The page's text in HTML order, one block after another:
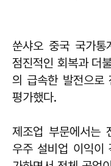
쑨샤오 중국 국가통
점진적인 회복과 더
의 급속한 발전으로
평가했다.
제조업 부문에서는
우주 설비업 이익